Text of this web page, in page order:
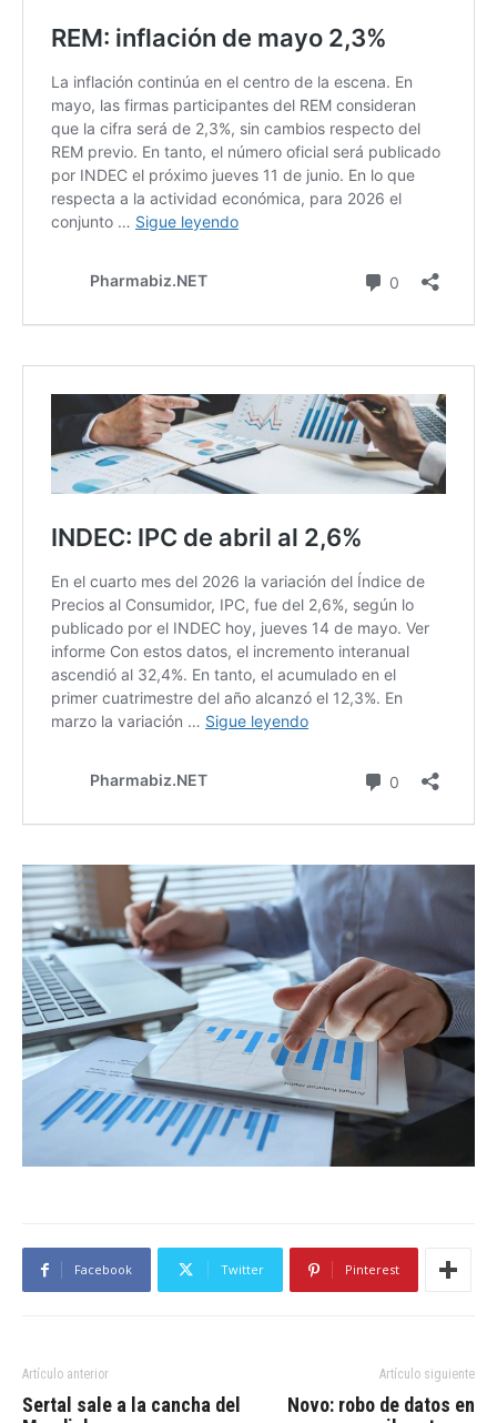
Facebook Twitter Pinterest
Artículo anterior
Sertal sale a la cancha del
Artículo siguiente
Novo: robo de datos en